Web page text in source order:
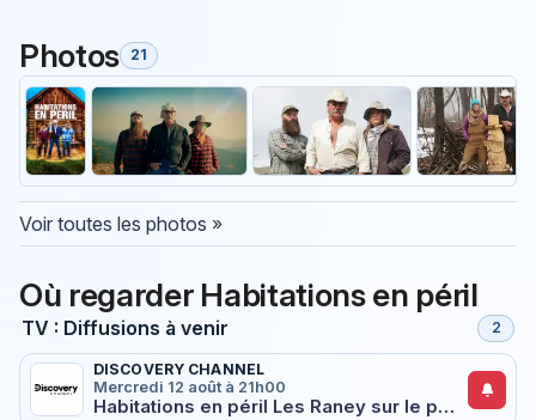
Photos 21
Voir toutes les photos »
Où regarder Habitations en péril
TV : Diffusions à venir 2
DISCOVERY CHANNEL
Mercredi 12 août à 21h00
Habitations en péril Les Raney sur le pont